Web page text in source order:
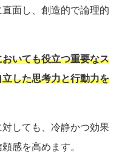
面し、創造的で論理的
いても役立つ重要なス
立した思考力と行動力を
しても、冷静かつ効果
感を高めます。